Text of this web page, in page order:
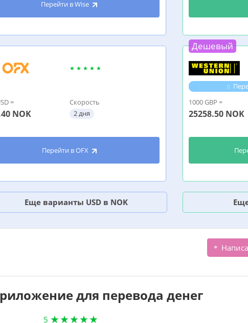
Перейти в Wise
=
NOK
Скорость
2 дня
Перейти в OFX
Еще варианты USD в NOK
Дешевый
1000 GBP =
25258.50 NOK
для перевода денег
5